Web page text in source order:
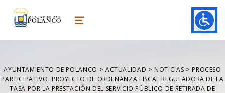
ayuntamiento de polanco
AYUNTAMIENTO DE POLANCO MENU
AYUNTAMIENTO DE POLANCO > ACTUALIDAD > NOTICIAS > PROCESO
PARTICIPATIVO. PROYECTO DE ORDENANZA FISCAL REGULADORA DE LA
TASA POR LA PRESTACIÓN DEL SERVICIO PÚBLICO DE RETIRADA DE